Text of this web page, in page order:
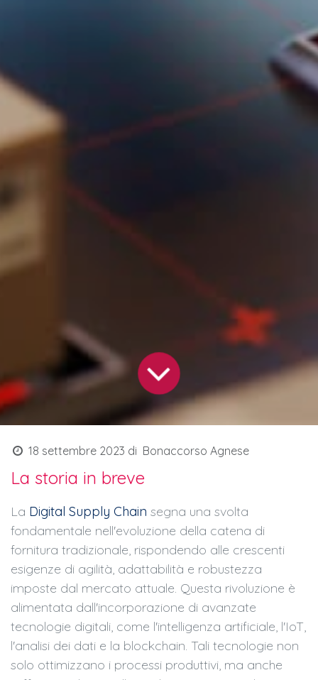
18 settembre 2023 di Bonaccorso Agnese
La storia in breve
La Digital Supply Chain segna una svolta
fondamentale nell'evoluzione della catena di
fornitura tradizionale, rispondendo alle crescenti
esigenze di agilità, adattabilità e robustezza
imposte dal mercato attuale. Questa rivoluzione è
alimentata dall'incorporazione di avanzate
tecnologie digitali, come l'intelligenza artificiale, l'IoT,
l'analisi dei dati e la blockchain. Tali tecnologie non
solo ottimizzano i processi produttivi, ma anche